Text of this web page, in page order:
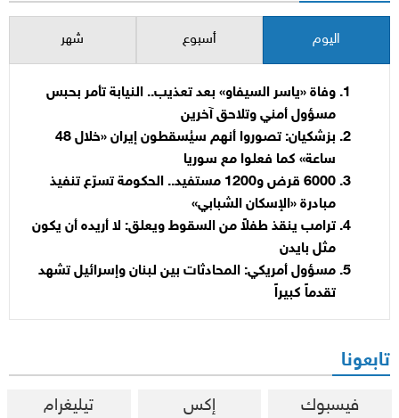
اليوم أسبوع شهر
وفاة «ياسر السيفاو» بعد تعذيب.. النيابة تأمر بحبس
مسؤول أمني وتلاحق آخرين
بزشكيان: تصوروا أنهم سيُسقطون إيران «خلال 48
ساعة» كما فعلوا مع سوريا
6000 قرض و1200 مستفيد.. الحكومة تسرّع تنفيذ
مبادرة «الإسكان الشبابي»
ترامب ينقذ طفلاً من السقوط ويعلق: لا أريده أن يكون
مثل بايدن
مسؤول أمريكي: المحادثات بين لبنان وإسرائيل تشهد
تقدماً كبيراً
تابعونا
فيسبوك إكس تيليغرام